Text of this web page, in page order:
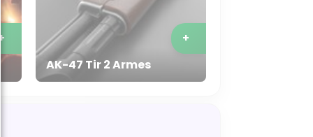
+
AK-47 Tir 2 Armes
+